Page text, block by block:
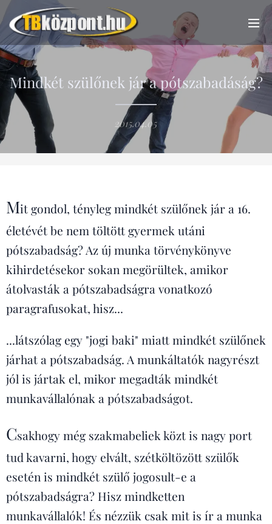
Mindkét szülőnek jár a pótszabadáság?
2015.04.05
Mit gondol, tényleg mindkét szülőnek jár a 16.
életévét be nem töltött gyermek utáni
pótszabadság? Az új munka törvénykönyve
kihirdetésekor sokan megörültek, amikor
átolvasták a pótszabadságra vonatkozó
paragrafusokat, hisz...
...látszólag egy "jogi baki" miatt mindkét szülőnek
járhat a pótszabadság. A munkáltatók nagyrészt
jól is jártak el, mikor megadták mindkét
munkavállalónak a pótszabadságot.
Csakhogy még szakmabeliek közt is nagy port
tud kavarni, hogy elvált, szétköltözött szülők
esetén is mindkét szülő jogosult-e a
pótszabadságra? Hisz mindketten
munkavállalók! És nézzük csak mit is ír a munka